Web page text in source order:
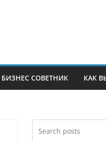
БИЗНЕС СОВЕТНИК КАК